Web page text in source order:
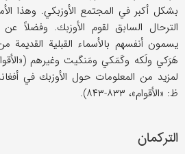
بشكل أكبر في المجتمع الأوزبكي. وهذا
الترحال السابق لقوم الأوزبك. وفضلاً عن
يسمون أنفسهم بالأسماء القبلية
هَرَكي ولَكه وكَمَكي ومَنگيت وغيرهم
لمزيد من المعلومات حول الأوزبك في
ظ: «الأقوام»، ۸۳۳-۸۴۳).
التركمان